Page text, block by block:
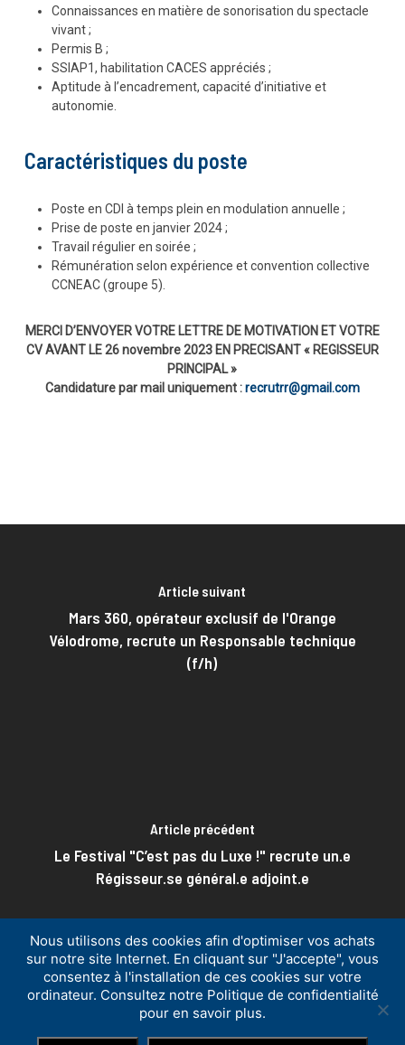
Connaissances en matière de sonorisation du spectacle
vivant ;
Permis B ;
SSIAP1, habilitation CACES appréciés ;
Aptitude à l’encadrement, capacité d’initiative et
autonomie.
Caractéristiques du poste
Poste en CDI à temps plein en modulation annuelle ;
Prise de poste en janvier 2024 ;
Travail régulier en soirée ;
Rémunération selon expérience et convention collective
CCNEAC (groupe 5).
MERCI D’ENVOYER VOTRE LETTRE DE MOTIVATION ET VOTRE
CV AVANT LE 26 novembre 2023 EN PRECISANT « REGISSEUR
PRINCIPAL »
Candidature par mail uniquement :recrutrr@gmail.com
Article suivant
Mars 360, opérateur exclusif de l'Orange
Vélodrome, recrute un Responsable technique
(f/h)
Article précédent
Le Festival "C’est pas du Luxe !" recrute un.e
Régisseur.se général.e adjoint.e
Politique de confidentialité-Mentions légales
Nous utilisons des cookies afin d'optimiser vos achats
sur notre site Internet. En cliquant sur "J'accepte", vous
consentez à l'installation de ces cookies sur votre
ordinateur. Consultez notre Politique de confidentialité
pour en savoir plus.